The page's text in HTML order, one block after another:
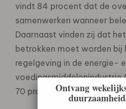
vindt 84 procent dat de
samenwerken wanneer
Daarnaast vinden zij dat
betrokken moet worden bij
regelgeving in de energie-
voedingsmiddelenindustrie
70 procent).Ontvang